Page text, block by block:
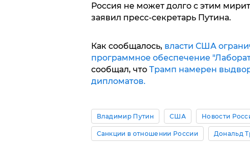
Россия не может долго с этим
заявил пресс-секретарь Путина.
Как сообщалось, власти США
программное обеспечение
сообщал, что Трамп намерен
дипломатов.
Владимир Путин США Новости
Санкции в отношении России Дональд